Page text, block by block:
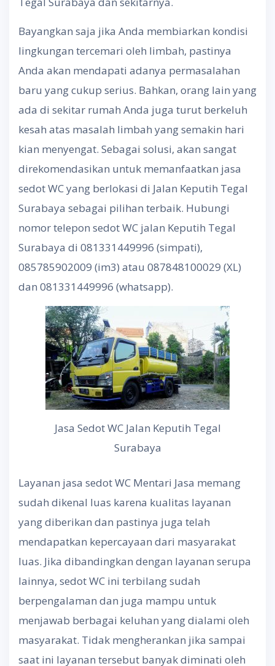
Bayangkan saja jika Anda membiarkan kondisi
lingkungan tercemari oleh limbah, pastinya
Anda akan mendapati adanya permasalahan
baru yang cukup serius. Bahkan, orang lain yang
ada di sekitar rumah Anda juga turut berkeluh
kesah atas masalah limbah yang semakin hari
kian menyengat. Sebagai solusi, akan sangat
direkomendasikan untuk memanfaatkan jasa
sedot WC yang berlokasi di Jalan Keputih Tegal
Surabaya sebagai pilihan terbaik. Hubungi
nomor telepon sedot WC jalan Keputih Tegal
Surabaya di 081331449996 (simpati),
085785902009 (im3) atau 087848100029 (XL)
dan 081331449996 (whatsapp).
Jasa Sedot WC Jalan Keputih Tegal
Surabaya
Layanan jasa sedot WC Mentari Jasa memang
sudah dikenal luas karena kualitas layanan
yang diberikan dan pastinya juga telah
mendapatkan kepercayaan dari masyarakat
luas. Jika dibandingkan dengan layanan serupa
lainnya, sedot WC ini terbilang sudah
berpengalaman dan juga mampu untuk
menjawab berbagai keluhan yang dialami oleh
masyarakat. Tidak mengherankan jika sampai
saat ini layanan tersebut banyak diminati oleh